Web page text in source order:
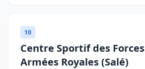
10
Centre Sportif des Forces
Armées Royales (Salé)